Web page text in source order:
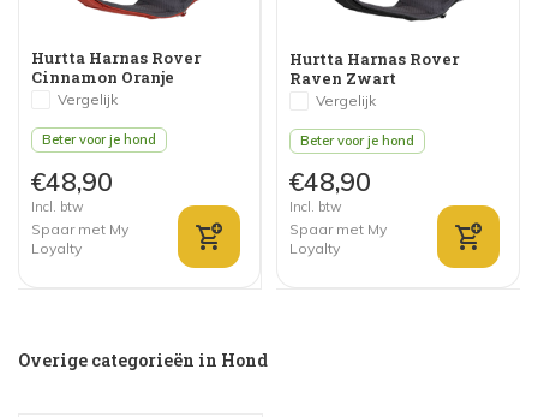
Hurtta Harnas Rover
Cinnamon Oranje
Vergelijk
Beter voor je hond
€48,90
Incl. btw
Spaar met My
Loyalty
Hurtta Harnas Rover
Raven Zwart
Vergelijk
Beter voor je hond
€48,90
Incl. btw
Spaar met My
Loyalty
Overige categorieën in Hond